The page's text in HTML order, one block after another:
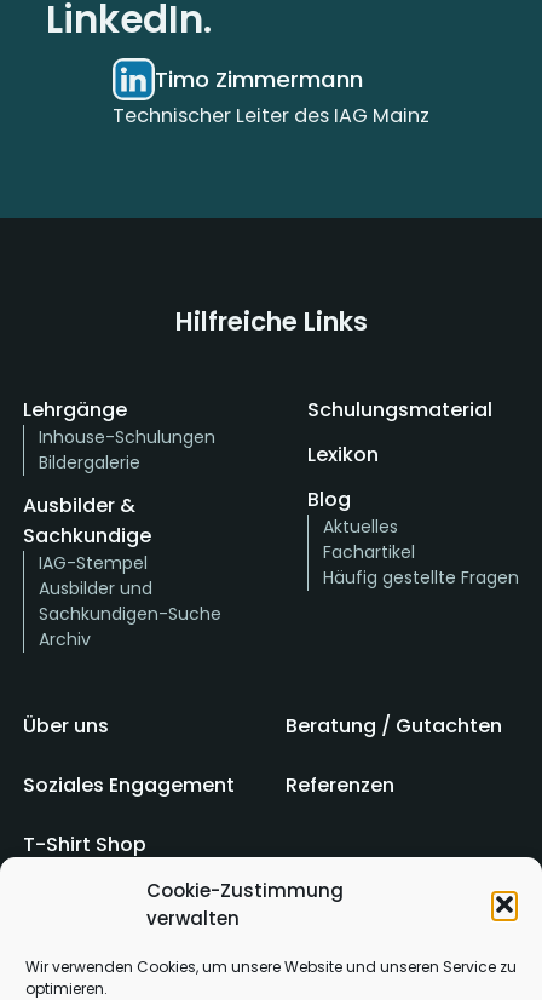
Cookie-Zustimmung
verwalten
Wir verwenden Cookies, um unsere Website und unseren Service zu
optimieren.
LinkedIn.
Timo Zimmermann
Technischer Leiter des IAG Mainz
Hilfreiche Links
Lehrgänge
Inhouse-Schulungen
Bildergalerie
Ausbilder &
Sachkundige
IAG-Stempel
Ausbilder und
Sachkundigen-Suche
Archiv
Schulungsmaterial
Lexikon
Blog
Aktuelles
Fachartikel
Häufig gestellte Fragen
Über uns Beratung / Gutachten
Soziales Engagement Referenzen
T-Shirt Shop
Impressum AGB